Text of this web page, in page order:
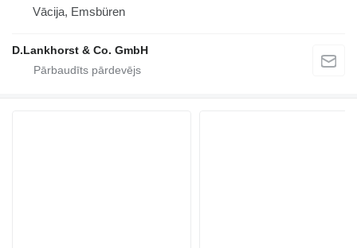
Vācija, Emsbüren
D.Lankhorst & Co. GmbH